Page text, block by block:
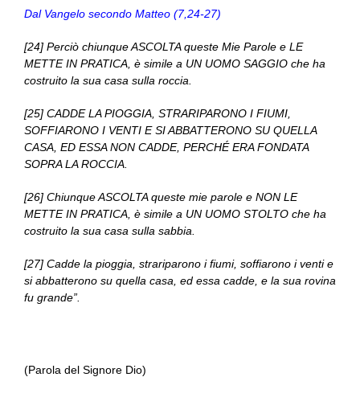
Dal Vangelo secondo Matteo (7,24-27)
[24] Perciò chiunque ASCOLTA queste Mie Parole e LE
METTE IN PRATICA, è simile a UN UOMO SAGGIO che ha
costruito la sua casa sulla roccia.
[25] CADDE LA PIOGGIA, STRARIPARONO I FIUMI,
SOFFIARONO I VENTI E SI ABBATTERONO SU QUELLA
CASA, ED ESSA NON CADDE, PERCHÉ ERA FONDATA
SOPRA LA ROCCIA.
[26] Chiunque ASCOLTA queste mie parole e NON LE
METTE IN PRATICA, è simile a UN UOMO STOLTO che ha
costruito la sua casa sulla sabbia.
[27] Cadde la pioggia, strariparono i fiumi, soffiarono i venti e
si abbatterono su quella casa, ed essa cadde, e la sua rovina
fu grande”.
(Parola del Signore Dio)